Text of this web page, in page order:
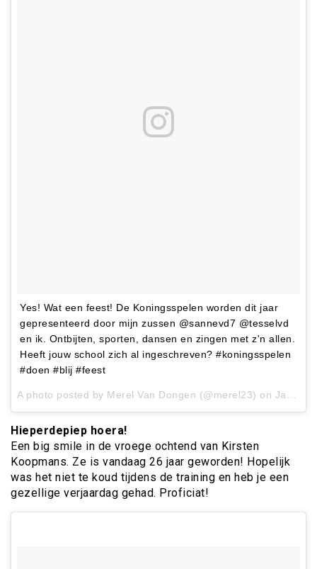
Yes! Wat een feest! De Koningsspelen worden dit jaar
gepresenteerd door mijn zussen @sannevd7 @tesselvd
en ik. Ontbijten, sporten, dansen en zingen met z'n allen.
Heeft jouw school zich al ingeschreven? #koningsspelen
#doen #blij #feest
A photo posted by Merel Van Dongen (@merel23) on Jan 19, 2017 at 7:27am PST
Hieperdepiep hoera!
Een big smile in de vroege ochtend van Kirsten
Koopmans. Ze is vandaag 26 jaar geworden! Hopelijk
was het niet te koud tijdens de training en heb je een
gezellige verjaardag gehad. Proficiat!